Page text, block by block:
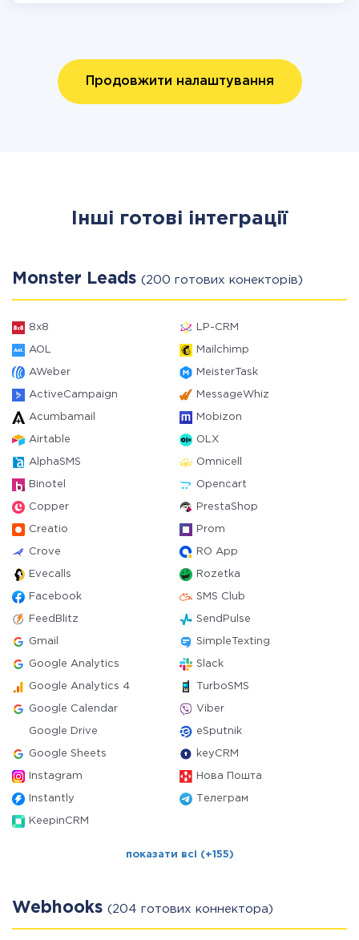
Продовжити налаштування
Інші готові інтеграції
Monster Leads (200 готових конекторів)
8x8 LP-CRM
AOL Mailchimp
AWeber MeisterTask
ActiveCampaign MessageWhiz
Acumbamail Mobizon
Airtable OLX
AlphaSMS Omnicell
Binotel Opencart
Copper PrestaShop
Creatio Prom
Crove RO App
Evecalls Rozetka
Facebook SMS Club
FeedBlitz SendPulse
Gmail SimpleTexting
Google Analytics Slack
Google Analytics 4 TurboSMS
Google Calendar Viber
Google Drive eSputnik
Google Sheets keyCRM
Instagram Нова Пошта
Instantly Телеграм
KeepinCRM
показати всі (+155)
Webhooks (204 готових коннектора)